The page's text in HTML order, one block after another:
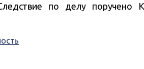
по делу поручено